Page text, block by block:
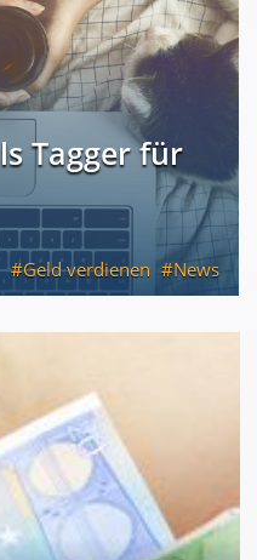
Tagger für
Geld verdienen
News